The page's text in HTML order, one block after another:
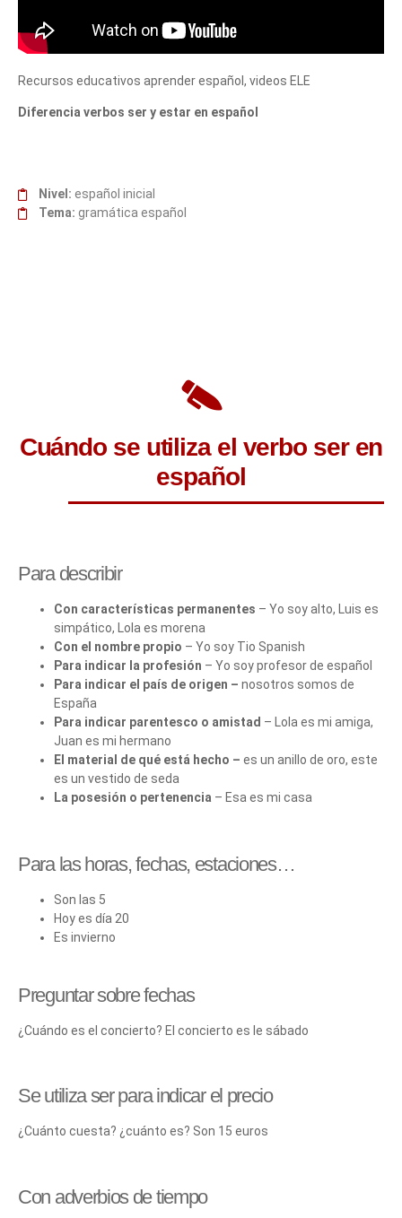
Recursos educativos aprender español, videos ELE
Diferencia verbos ser y estar en español
Nivel: español inicial
Tema: gramática español
Cuándo se utiliza el verbo ser en
español
Para describir
Con características permanentes – Yo soy alto, Luis es
simpático, Lola es morena
Con el nombre propio – Yo soy Tio Spanish
Para indicar la profesión – Yo soy profesor de español
Para indicar el país de origen – nosotros somos de
España
Para indicar parentesco o amistad – Lola es mi amiga,
Juan es mi hermano
El material de qué está hecho – es un anillo de oro, este
es un vestido de seda
La posesión o pertenencia – Esa es mi casa
Para las horas, fechas, estaciones…
Son las 5
Hoy es día 20
Es invierno
Preguntar sobre fechas
¿Cuándo es el concierto? El concierto es le sábado
Se utiliza ser para indicar el precio
¿Cuánto cuesta? ¿cuánto es? Son 15 euros
Con adverbios de tiempo